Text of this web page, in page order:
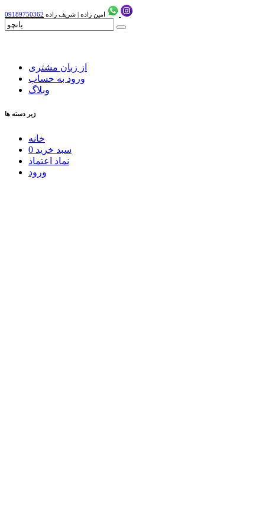
09189750362 امین زاده | شریف زاده
از زبان مشتری
ورود به حساب
وبلاگ
زیر دسته ها
خانه
0 سبد خرید
نماد اعتماد
ورود